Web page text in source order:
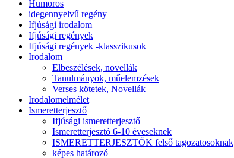
Humoros
idegennyelvű regény
Ifjúsági irodalom
Ifjúsági regények
Ifjúsági regények -klasszikusok
Irodalom
Elbeszélések, novellák
Tanulmányok, műelemzések
Verses kötetek, Novellák
Irodalomelmélet
Ismeretterjesztő
Ifjúsági ismeretterjesztő
Ismeretterjesztó 6-10 éveseknek
ISMERETTERJESZTŐK felső tagozatosoknak
képes határozó